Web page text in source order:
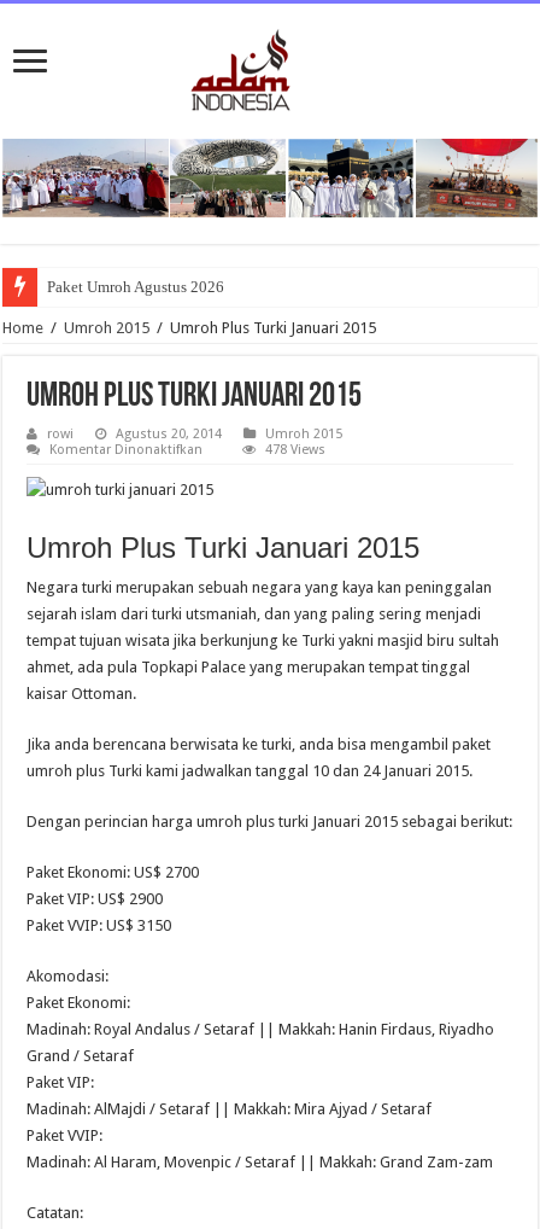
Paket Umroh Agustus 2026
Home / Umroh 2015 / Umroh Plus Turki Januari 2015
Umroh Plus Turki Januari 2015
rowi Agustus 20, 2014
Umroh 2015
Komentar Dinonaktifkan
Turki
478 Views
Umroh Plus Turki Januari 2015
Negara turki merupakan sebuah negara yang kaya kan peninggalan
sejarah islam dari turki utsmaniah, dan yang paling sering menjadi
tempat tujuan wisata jika berkunjung ke Turki yakni masjid biru sultah
ahmet, ada pula Topkapi Palace yang merupakan tempat tinggal
kaisar Ottoman.
Jika anda berencana berwisata ke turki, anda bisa mengambil paket
umroh plus Turki kami jadwalkan tanggal 10 dan 24 Januari 2015.
Dengan perincian harga umroh plus turki Januari 2015 sebagai berikut:
Paket Ekonomi: US$ 2700
Paket VIP: US$ 2900
Paket VVIP: US$ 3150
Akomodasi:
Paket Ekonomi:
Madinah: Royal Andalus / Setaraf || Makkah: Hanin Firdaus, Riyadho
Grand / Setaraf
Paket VIP:
Madinah: AlMajdi / Setaraf || Makkah: Mira Ajyad / Setaraf
Paket VVIP:
Madinah: Al Haram, Movenpic / Setaraf || Makkah: Grand Zam-zam
Catatan: